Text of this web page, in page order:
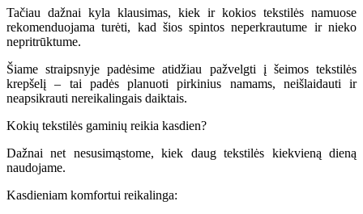
Tačiau dažnai kyla klausimas, kiek ir kokios tekstilės namuose
rekomenduojama turėti, kad šios spintos neperkrautume ir nieko
nepritrūktume.
Šiame straipsnyje padėsime atidžiau pažvelgti į šeimos tekstilės
krepšelį – tai padės planuoti pirkinius namams, neišlaidauti ir
neapsikrauti nereikalingais daiktais.
Kokių tekstilės gaminių reikia kasdien?
Dažnai net nesusimąstome, kiek daug tekstilės kiekvieną dieną
naudojame.
Kasdieniam komfortui reikalinga: